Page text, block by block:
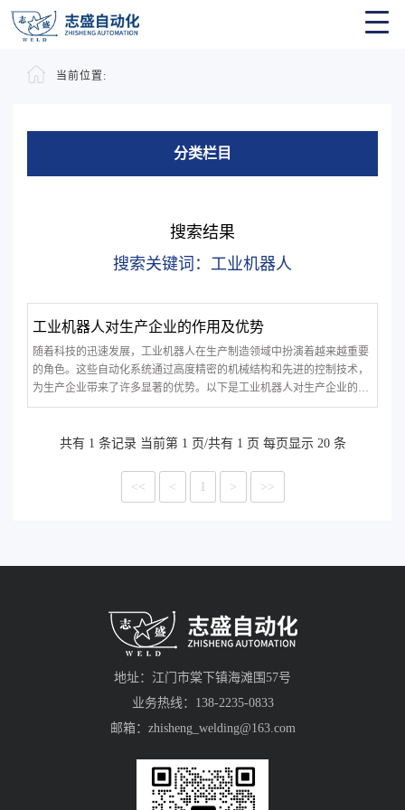
当前位置:
分类栏目
搜索结果
搜索关键词：工业机器人
工业机器人对生产企业的作用及优势
随着科技的迅速发展，工业机器人在生产制造领域中扮演着越来越重要
的角色。这些自动化系统通过高度精密的机械结构和先进的控制技术，
为生产企业带来了许多显著的优势。以下是工业机器人对生产企业的作
用以及所具备的优势。
共有 1 条记录 当前第 1 页/共有 1 页 每页显示 20 条
<< < 1 > >>
地址：江门市棠下镇海滩围57号
业务热线：138-2235-0833
邮箱：zhisheng_welding@163.com